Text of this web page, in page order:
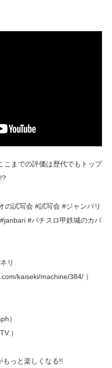
こまでの評価は歴代でもトップ
の試写会 #試写会 #ジャンバリ
#パチスロ甲鉄城のカバ
リ
machine/384/ ）
）
）
もっと楽しくなる!!